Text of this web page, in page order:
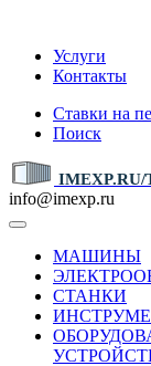
Услуги
Контакты
Ставки на
Поиск
IMEXP.RU/
info@imexp.ru
МАШИНЫ
СТАНКИ